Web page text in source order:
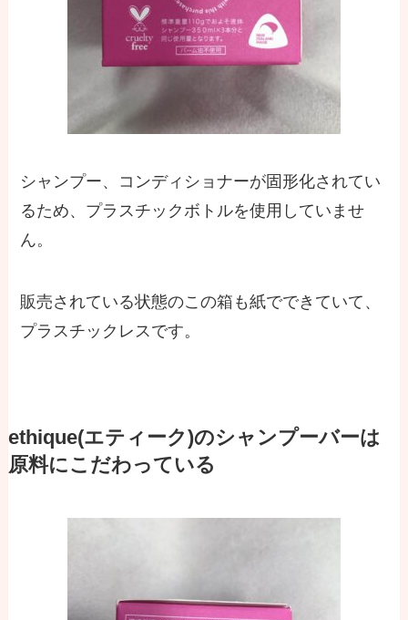
シャンプー、コンディショナーが固形化されてい
るため、プラスチックボトルを使用していませ
ん。
販売されている状態のこの箱も紙でできていて、
プラスチックレスです。
ethique(エティーク)のシャンプーバーは
原料にこだわっている